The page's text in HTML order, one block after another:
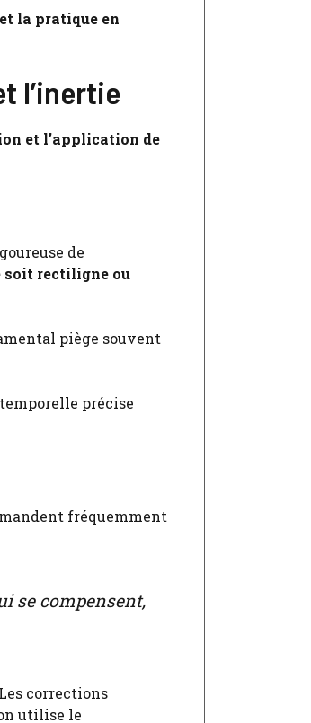
la pratique en
l’inertie
et l’application de
de
soit rectiligne ou
piège souvent
précise
fréquemment
se compensent,
corrections
utilise le